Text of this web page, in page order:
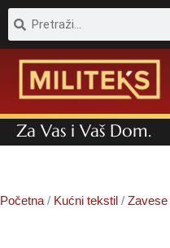
Pretraga
Za Vas i Vaš Dom.
Početna / Kućni tekstil / Zavese